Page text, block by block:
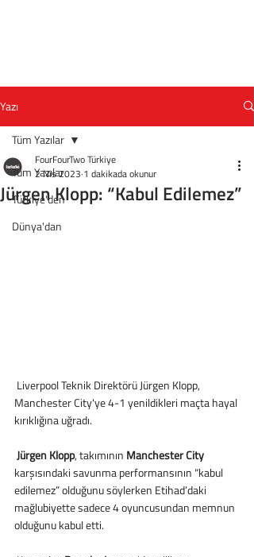
Yazı
Tüm Yazılar
Türkiye'den
Dünya'dan
Tüm Yazılar
Jürgen Klopp: “Kabul Edilemez”
FourFourTwo Türkiye
2 Nis 2023 1 dakikada okunur
Manchester City'ye 4-1 yenildikleri maçta hayal
kırıklığına uğradı.
Jürgen Klopp, takımının Manchester City
karşısındaki savunma performansının “kabul
edilemez” olduğunu söylerken Etihad’daki
mağlubiyette sadece 4 oyuncusundan memnun
olduğunu kabul etti.